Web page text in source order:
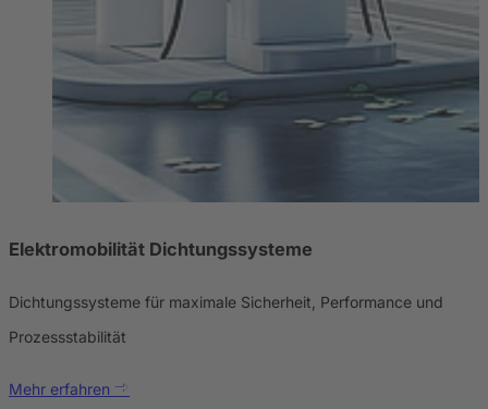
Elektromobilität Dichtungssysteme
Dichtungssysteme für maximale Sicherheit, Performance und
Prozessstabilität
Mehr erfahren